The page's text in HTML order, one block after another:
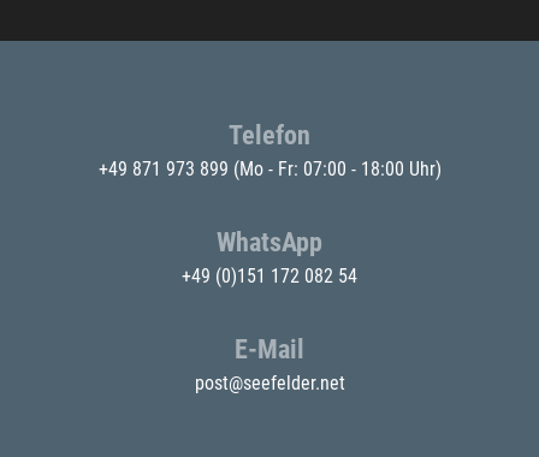
Telefon
+49 871 973 899 (Mo - Fr: 07:00 - 18:00 Uhr)
WhatsApp
+49 (0)151 172 082 54
E-Mail
post@seefelder.net